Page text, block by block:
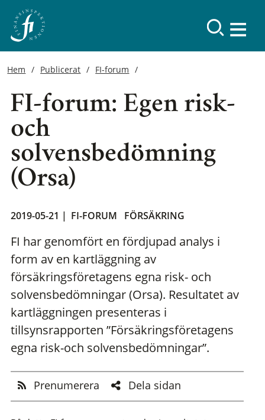
Hem Publicerat FI-forum
FI-forum: Egen risk-
och
solvensbedömning
(Orsa)
2019-05-21 | FI-FORUM FÖRSÄKRING
FI har genomfört en fördjupad analys i
form av en kartläggning av
försäkringsföretagens egna risk- och
solvensbedömningar (Orsa). Resultatet av
kartläggningen presenteras i
tillsynsrapporten ”Försäkringsföretagens
egna risk-och solvensbedömningar”.
Prenumerera Dela sidan